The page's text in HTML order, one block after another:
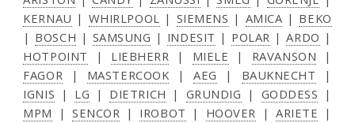
KERNAU | WHIRLPOOL | SIEMENS | AMICA | BEKO
| BOSCH | SAMSUNG | INDESIT | POLAR |ARDO |
HOTPOINT | LIEBHERR | MIELE | RAVANSON |
FAGOR | MASTERCOOK |AEG | BAUKNECHT |
IGNIS | LG | DIETRICH | GRUNDIG | GODDESS |
MPM |SENCOR | IROBOT | HOOVER |ARIETE |